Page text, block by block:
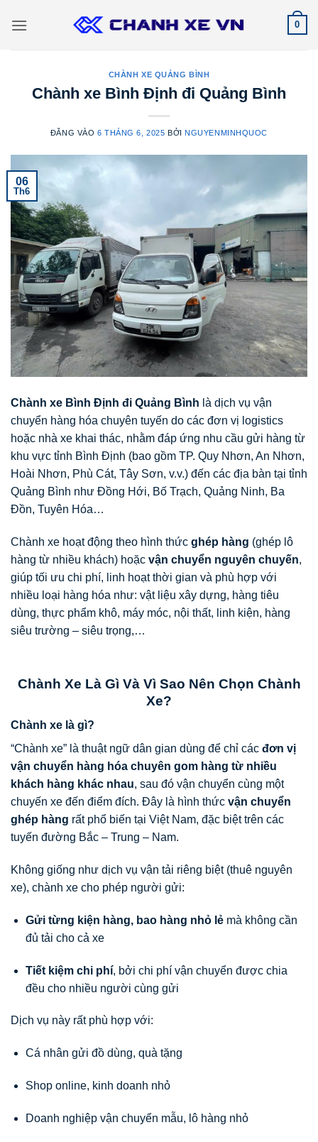
qua
0
CHÀNH XE QUẢNG BÌNH
Chành xe Bình Định đi Quảng Bình
ĐĂNG VÀO 6 THÁNG 6, 2025 BỞINGUYENMINHQUOC
06
Th6
Chành xe Bình Định đi Quảng Bình là dịch vụ vận
chuyển hàng hóa chuyên tuyến do các đơn vị logistics
hoặc nhà xe khai thác, nhằm đáp ứng nhu cầu gửi hàng từ
khu vực tỉnh Bình Định (bao gồm TP. Quy Nhơn, An Nhơn,
Hoài Nhơn, Phù Cát, Tây Sơn, v.v.) đến các địa bàn tại tỉnh
Quảng Bình như Đồng Hới, Bố Trạch, Quảng Ninh, Ba
Đồn, Tuyên Hóa…
Chành xe hoạt động theo hình thức ghép hàng (ghép lô
hàng từ nhiều khách) hoặc vận chuyển nguyên chuyến,
giúp tối ưu chi phí, linh hoạt thời gian và phù hợp với
nhiều loại hàng hóa như: vật liệu xây dựng, hàng tiêu
dùng, thực phẩm khô, máy móc, nội thất, linh kiện, hàng
siêu trường – siêu trọng,…
Chành Xe Là Gì Và Vì Sao Nên Chọn Chành
Xe?
Chành xe là gì?
“Chành xe” là thuật ngữ dân gian dùng để chỉ các đơn vị
vận chuyển hàng hóa chuyên gom hàng từ nhiều
khách hàng khác nhau, sau đó vận chuyển cùng một
chuyến xe đến điểm đích. Đây là hình thức vận chuyển
ghép hàng rất phổ biến tại Việt Nam, đặc biệt trên các
tuyến đường Bắc – Trung – Nam.
Không giống như dịch vụ vận tải riêng biệt (thuê nguyên
xe), chành xe cho phép người gửi:
Gửi từng kiện hàng, bao hàng nhỏ lẻmà không cần
đủ tải cho cả xe
Tiết kiệm chi phí, bởi chi phí vận chuyển được chia
đều cho nhiều người cùng gửi
Dịch vụ này rất phù hợp với:
Cá nhân gửi đồ dùng, quà tặng
Shop online, kinh doanh nhỏ
Doanh nghiệp vận chuyển mẫu, lô hàng nhỏ